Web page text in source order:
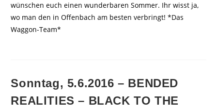
wünschen euch einen wunderbaren Sommer. Ihr wisst ja,
wo man den in Offenbach am besten verbringt! *Das
Waggon-Team*
Sonntag, 5.6.2016 – BENDED
REALITIES – BLACK TO THE